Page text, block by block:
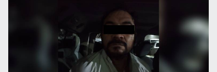
Que el IPEJAL encabece la lista de deudores en Jalisco
es un “foco rojo” de gran magnitud: Economista